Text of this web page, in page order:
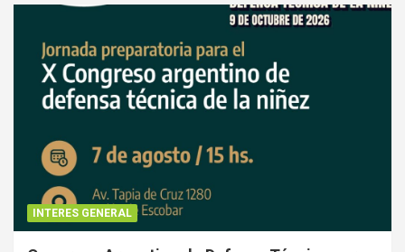
INTERES GENERAL